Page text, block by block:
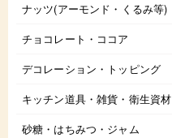
ナッツ(アーモンド・くるみ等)
チョコレート・ココア
デコレーション・トッピング
キッチン道具・雑貨・衛生資材
砂糖・はちみつ・ジャム